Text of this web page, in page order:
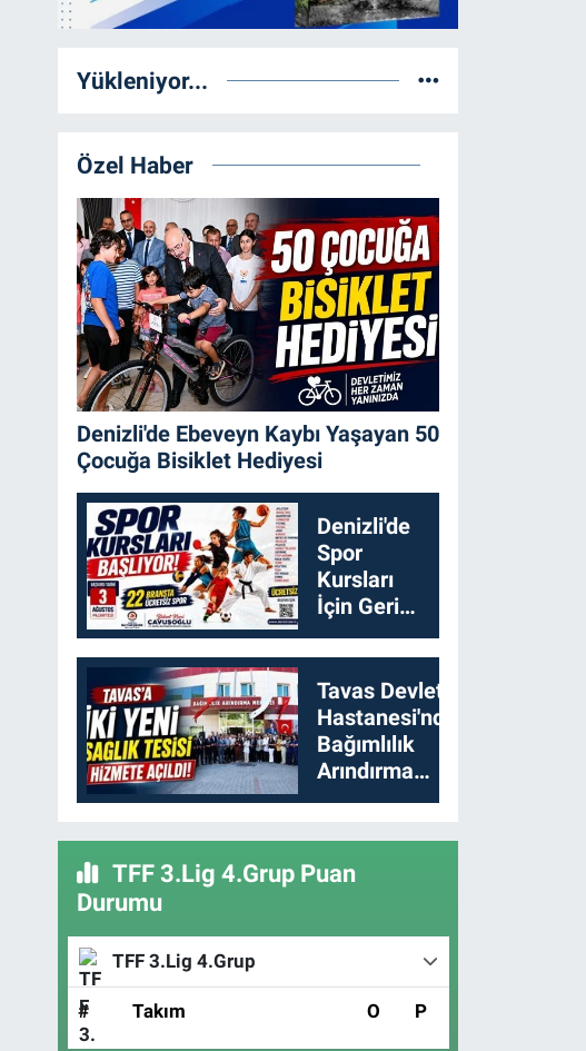
Yükleniyor...
Özel Haber
Denizli'de Ebeveyn Kaybı Yaşayan 50
Çocuğa Bisiklet Hediyesi
Denizli'de
Spor
Kursları
İçin Geri
Sayım
Başladı
Tavas Devlet
Hastanesi'nde
Bağımlılık
Arındırma
Merkezi
TFF 3.Lig 4.Grup Puan
Durumu
TFF 3.Lig 4.Grup
# Takım O P